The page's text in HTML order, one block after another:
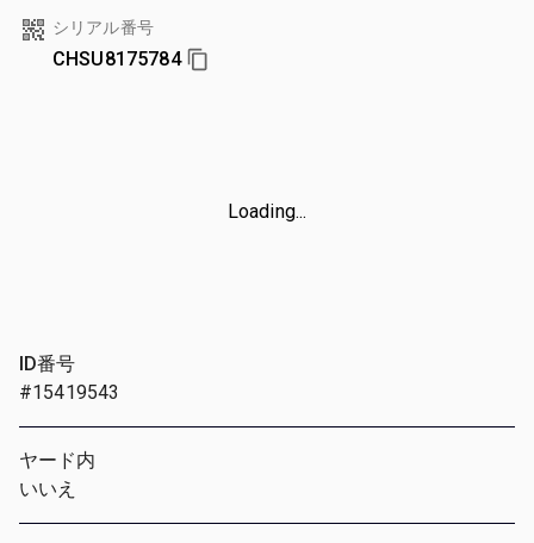
シリアル番号
CHSU8175784
Loading...
ID番号
#15419543
ヤード内
いいえ